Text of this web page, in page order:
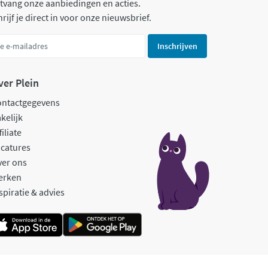
onze aanbiedingen en acties.
je direct in voor onze nieuwsbrief.
Inschrijven
Plein
ons
& advies